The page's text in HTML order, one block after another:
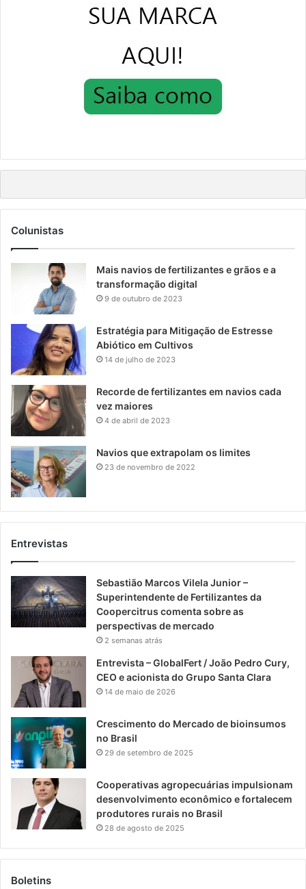
Colunistas
Mais navios de fertilizantes e grãos e a
transformação digital
9 de outubro de 2023
Estratégia para Mitigação de Estresse
Abiótico em Cultivos
14 de julho de 2023
Recorde de fertilizantes em navios cada
vez maiores
4 de abril de 2023
Navios que extrapolam os limites
23 de novembro de 2022
Entrevistas
Sebastião Marcos Vilela Junior –
Superintendente de Fertilizantes da
Coopercitrus comenta sobre as
perspectivas de mercado
2 semanas atrás
Entrevista – GlobalFert / João Pedro Cury,
CEO e acionista do Grupo Santa Clara
14 de maio de 2026
Crescimento do Mercado de bioinsumos
no Brasil
29 de setembro de 2025
Cooperativas agropecuárias impulsionam
desenvolvimento econômico e fortalecem
produtores rurais no Brasil
28 de agosto de 2025
Boletins